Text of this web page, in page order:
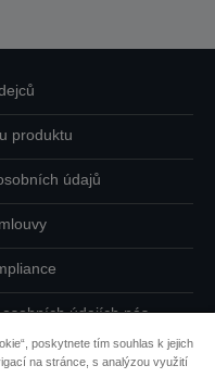
produktu
údajů
údajích nás
poskytnete tím souhlas k jejich
na stránce, s analýzou využití